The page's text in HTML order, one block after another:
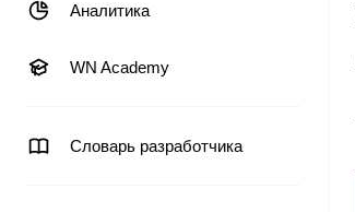
Аналитика
WN Academy
Словарь разработчика